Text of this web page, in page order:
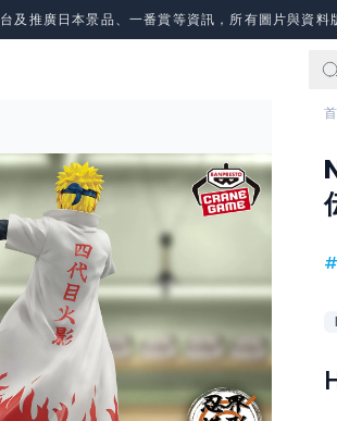
及推廣日本景品、一番賞等資訊，所有圖片與資料
#